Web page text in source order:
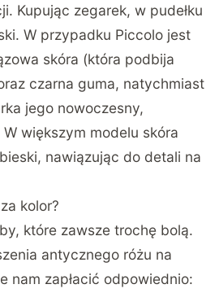
Kupując zegarek, w pudełku
W przypadku Piccolo jest
skóra (która podbija
czarna guma, natychmiast
jego nowoczesny,
większym modelu skóra
nawiązując do detali na
kolor?
które zawsze trochę bolą.
antycznego różu na
nam zapłacić odpowiednio: